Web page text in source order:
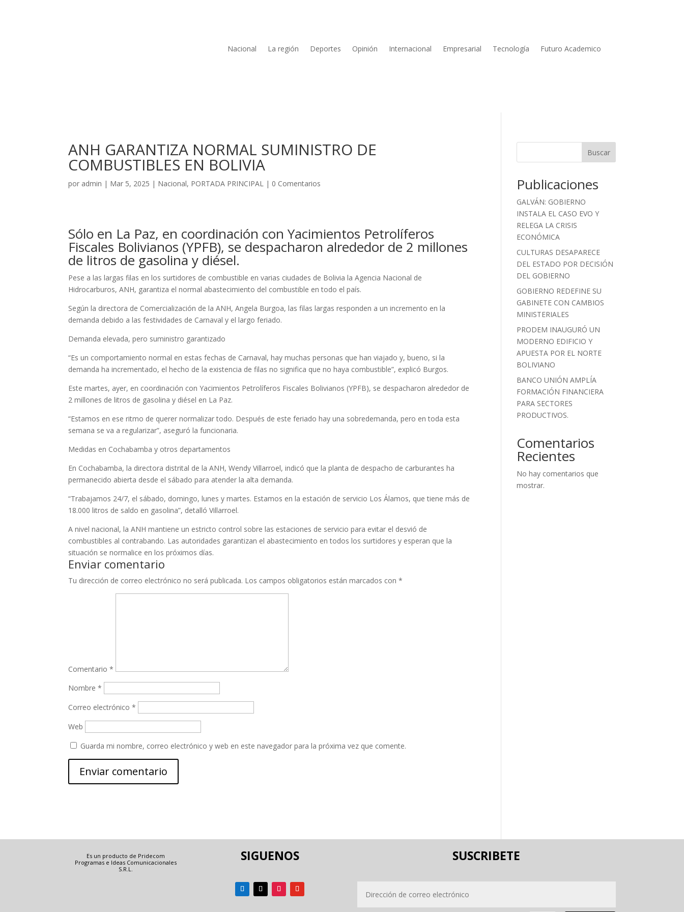
Nacional La región Deportes Opinión Internacional Empresarial Tecnología Futuro Academico
ANH GARANTIZA NORMAL SUMINISTRO DE
COMBUSTIBLES EN BOLIVIA
por admin | Mar 5, 2025 | Nacional, PORTADA PRINCIPAL | 0 Comentarios
Sólo en La Paz, en coordinación con Yacimientos Petrolíferos
Fiscales Bolivianos (YPFB), se despacharon alrededor de 2 millones
de litros de gasolina y diésel.
Pese a las largas filas en los surtidores de combustible en varias ciudades de Bolivia la Agencia Nacional de
Hidrocarburos, ANH, garantiza el normal abastecimiento del combustible en todo el país.
Según la directora de Comercialización de la ANH, Angela Burgoa, las filas largas responden a un incremento en la
demanda debido a las festividades de Carnaval y el largo feriado.
Demanda elevada, pero suministro garantizado
“Es un comportamiento normal en estas fechas de Carnaval, hay muchas personas que han viajado y, bueno, si la
demanda ha incrementado, el hecho de la existencia de filas no significa que no haya combustible”, explicó Burgos.
Este martes, ayer, en coordinación con Yacimientos Petrolíferos Fiscales Bolivianos (YPFB), se despacharon alrededor de
2 millones de litros de gasolina y diésel en La Paz.
“Estamos en ese ritmo de querer normalizar todo. Después de este feriado hay una sobredemanda, pero en toda esta
semana se va a regularizar”, aseguró la funcionaria.
Medidas en Cochabamba y otros departamentos
En Cochabamba, la directora distrital de la ANH, Wendy Villarroel, indicó que la planta de despacho de carburantes ha
permanecido abierta desde el sábado para atender la alta demanda.
“Trabajamos 24/7, el sábado, domingo, lunes y martes. Estamos en la estación de servicio Los Álamos, que tiene más de
18.000 litros de saldo en gasolina”, detalló Villarroel.
A nivel nacional, la ANH mantiene un estricto control sobre las estaciones de servicio para evitar el desvió de
combustibles al contrabando. Las autoridades garantizan el abastecimiento en todos los surtidores y esperan que la
situación se normalice en los próximos días.
Enviar comentario
Tu dirección de correo electrónico no será publicada. Los campos obligatorios están marcados con*
Comentario*
Nombre*
Correo electrónico*
Web
Guarda mi nombre, correo electrónico y web en este navegador para la próxima vez que comente.
Buscar
Publicaciones
GALVÁN: GOBIERNO
INSTALA EL CASO EVO Y
RELEGA LA CRISIS
ECONÓMICA
CULTURAS DESAPARECE
DEL ESTADO POR DECISIÓN
DEL GOBIERNO
GOBIERNO REDEFINE SU
GABINETE CON CAMBIOS
MINISTERIALES
PRODEM INAUGURÓ UN
MODERNO EDIFICIO Y
APUESTA POR EL NORTE
BOLIVIANO
BANCO UNIÓN AMPLÍA
FORMACIÓN FINANCIERA
PARA SECTORES
PRODUCTIVOS.
Comentarios
Recientes
No hay comentarios que
mostrar.
Es un producto de Pridecom
Programas e Ideas Comunicacionales
S.R.L.
SIGUENOS SUSCRIBETE